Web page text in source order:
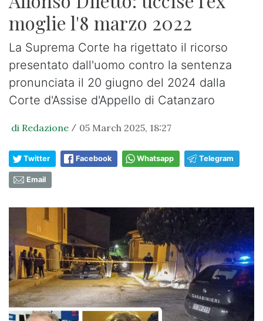
moglie l'8 marzo 2022
La Suprema Corte ha rigettato il ricorso
presentato dall'uomo contro la sentenza
pronunciata il 20 giugno del 2024 dalla
Corte d'Assise d'Appello di Catanzaro
di Redazione / 05 March 2025, 18:27
Twitter Facebook Whatsapp Telegram
Email